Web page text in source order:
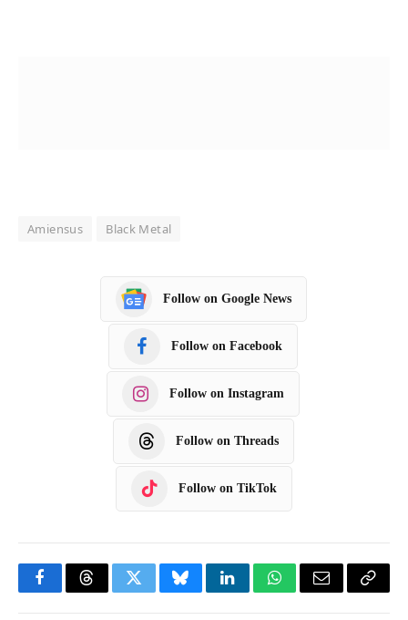
Amiensus Black Metal
Follow on Google News
Follow on Facebook
Follow on Instagram
Follow on Threads
Follow on TikTok
F
T
T
B
L
W
E
C